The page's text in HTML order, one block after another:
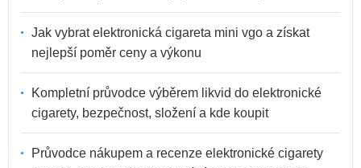
Jak vybrat elektronická cigareta mini vgo a získat
nejlepší poměr ceny a výkonu
Kompletní průvodce výběrem likvid do elektronické
cigarety, bezpečnost, složení a kde koupit
Průvodce nákupem a recenze elektronické cigarety